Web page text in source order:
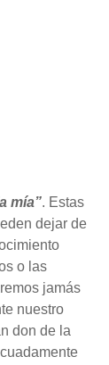
mía”. Estas
dejar de
o las
jamás
nuestro
don de la